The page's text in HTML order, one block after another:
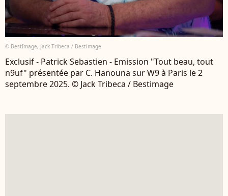
© BestImage, Jack Tribeca / Bestimage
Exclusif - Patrick Sebastien - Emission "Tout beau, tout
n9uf" présentée par C. Hanouna sur W9 à Paris le 2
septembre 2025. © Jack Tribeca / Bestimage